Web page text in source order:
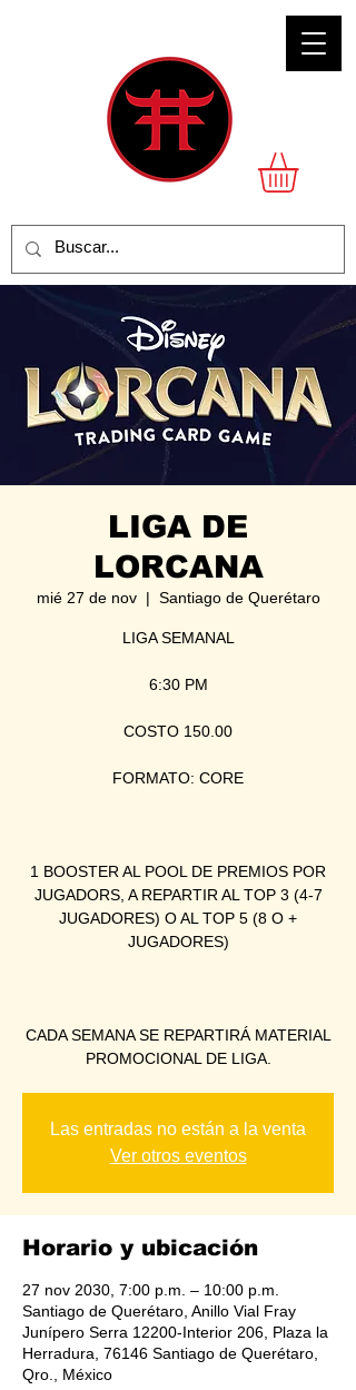
LIGA DE
LORCANA
mié 27 de nov
  |
Santiago de Querétaro
LIGA SEMANAL
6:30 PM
COSTO 150.00
FORMATO: CORE
1 BOOSTER AL POOL DE PREMIOS POR
JUGADORS, A REPARTIR AL TOP 3 (4-7
JUGADORES) O AL TOP 5 (8 O +
JUGADORES)
CADA SEMANA SE REPARTIRÁ MATERIAL
PROMOCIONAL DE LIGA.
Las entradas no están a la venta
Ver otros eventos
Horario y ubicación
27 nov 2030, 7:00 p.m. – 10:00 p.m.
Santiago de Querétaro, Anillo Vial Fray
Junípero Serra 12200-Interior 206, Plaza la
Herradura, 76146 Santiago de Querétaro,
Qro., México